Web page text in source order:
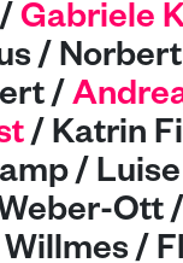
Gabriele
/
/
/ Katrin
/
Ott /
/